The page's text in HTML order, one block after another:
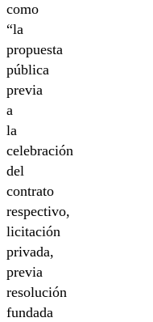
como
“la
propuesta
pública
previa
a
la
celebración
del
contrato
respectivo,
licitación
privada,
previa
resolución
fundada